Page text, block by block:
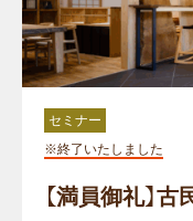
セミナー
※終了いたしました
【満員御礼】